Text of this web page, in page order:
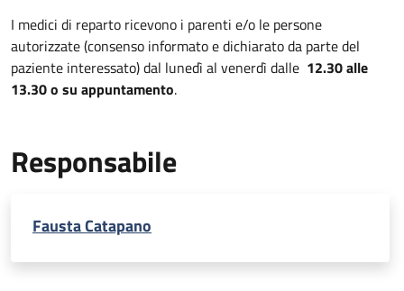
I medici di reparto ricevono i parenti e/o le persone
autorizzate (consenso informato e dichiarato da parte del
paziente interessato) dal lunedì al venerdì dalle 12.30 alle
13.30 o su appuntamento.
Responsabile
Fausta Catapano